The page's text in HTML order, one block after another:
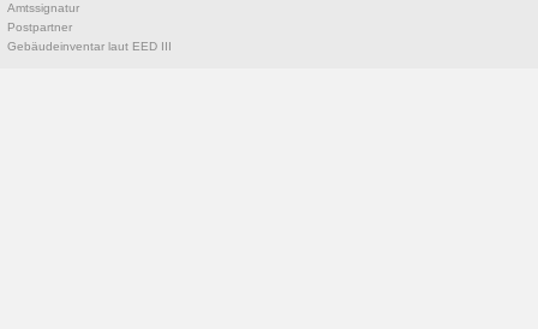
Amtssignatur
Postpartner
Gebäudeinventar laut EED III